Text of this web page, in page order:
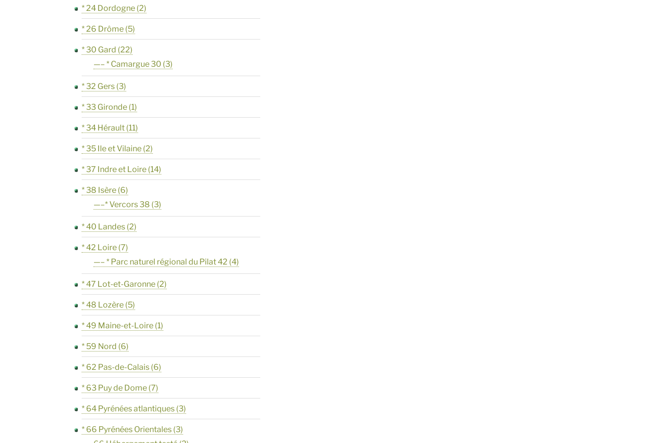
* 24 Dordogne (2)
* 26 Drôme (5)
* 30 Gard (22)
—– * Camargue 30 (3)
* 32 Gers (3)
* 33 Gironde (1)
* 34 Hérault (11)
* 35 Ile et Vilaine (2)
* 37 Indre et Loire (14)
* 38 Isère (6)
—–* Vercors 38 (3)
* 40 Landes (2)
* 42 Loire (7)
—– * Parc naturel régional du Pilat 42 (4)
* 47 Lot-et-Garonne (2)
* 48 Lozère (5)
* 49 Maine-et-Loire (1)
* 59 Nord (6)
* 62 Pas-de-Calais (6)
* 63 Puy de Dome (7)
* 64 Pyrénées atlantiques (3)
* 66 Pyrénées Orientales (3)